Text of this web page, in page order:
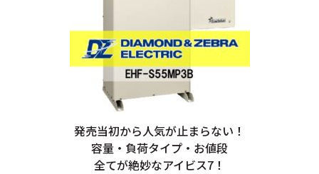
発売当初から人気が止まらない！
容量・負荷タイプ・お値段
全てが絶妙なアイビス7！